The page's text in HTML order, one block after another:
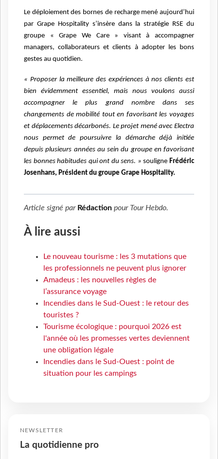
Le déploiement des bornes de recharge mené aujourd’hui
par Grape Hospitality s’insère dans la stratégie RSE du
groupe « Grape We Care » visant à accompagner
managers, collaborateurs et clients à adopter les bons
gestes au quotidien.
« Proposer la meilleure des expériences à nos clients est
bien évidemment essentiel, mais nous voulons aussi
accompagner le plus grand nombre dans ses
changements de mobilité tout en favorisant les voyages
et déplacements décarbonés. Le projet mené avec Electra
nous permet de poursuivre la démarche déjà initiée
depuis plusieurs années au sein du groupe en favorisant
les bonnes habitudes qui ont du sens. » souligne Frédéric
Josenhans, Président du groupe Grape Hospitality.
Article signé par Rédaction pour Tour Hebdo.
À lire aussi
Le nouveau tourisme : les 3 mutations que
les professionnels ne peuvent plus ignorer
Amadeus : les nouvelles règles de
l’assurance voyage
Incendies dans le Sud-Ouest : le retour des
touristes ?
Tourisme écologique : pourquoi 2026 est
l'année où les promesses vertes deviennent
une obligation légale
Incendies dans le Sud-Ouest : point de
situation pour les campings
NEWSLETTER
La quotidienne pro